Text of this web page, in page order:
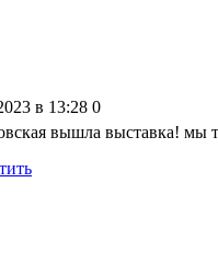
в 13:28 0
вышла выставка!